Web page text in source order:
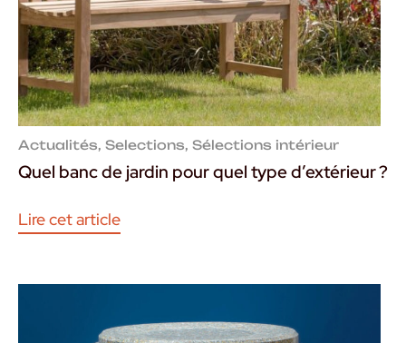
Actualités, Selections, Sélections intérieur
Quel banc de jardin pour quel type d’extérieur ?
Lire cet article